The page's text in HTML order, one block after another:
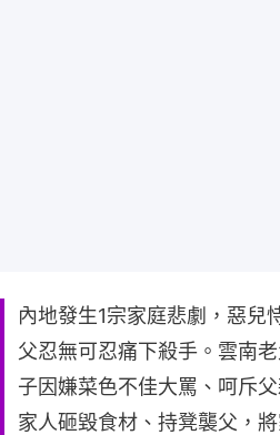
內地發生1宗家庭悲劇，惡兒
父忍無可忍痛下殺手。雲南
子因嫌菜色不佳大罵、呵斥
家人砸毀食材、持凳襲父，